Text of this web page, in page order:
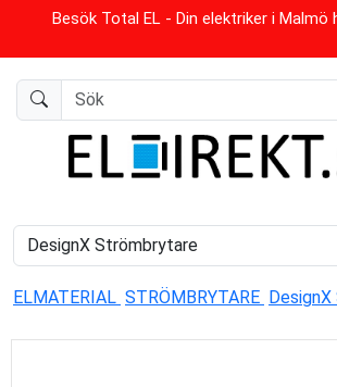
Besök Total EL - Din elektriker i Malmö
ELMATERIAL STRÖMBRYTARE